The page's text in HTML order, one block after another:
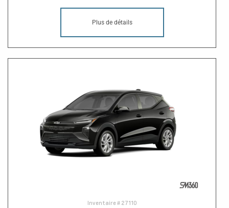
Plus de détails
Inventaire # 27110